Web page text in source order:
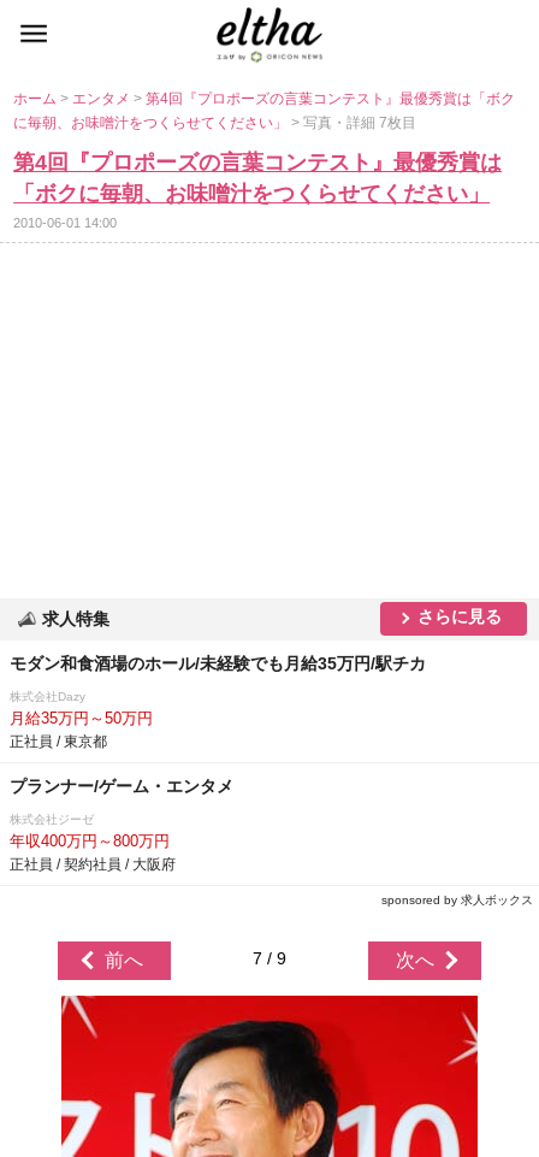
ホーム> エンタメ>第4回『プロポーズの言葉コンテスト』最優秀賞は「ボク
に毎朝、お味噌汁をつくらせてください」> 写真・詳細 7枚目
第4回『プロポーズの言葉コンテスト』最優秀賞は
「ボクに毎朝、お味噌汁をつくらせてください」
2010-06-01 14:00
求人特集 さらに見る
モダン和食酒場のホール/未経験でも月給35万円/駅チカ
株式会社Dazy
月給35万円～50万円
正社員 / 東京都
プランナー/ゲーム・エンタメ
株式会社ジーゼ
年収400万円～800万円
正社員 / 契約社員 / 大阪府
sponsored by 求人ボックス
前へ 7 / 9 次へ